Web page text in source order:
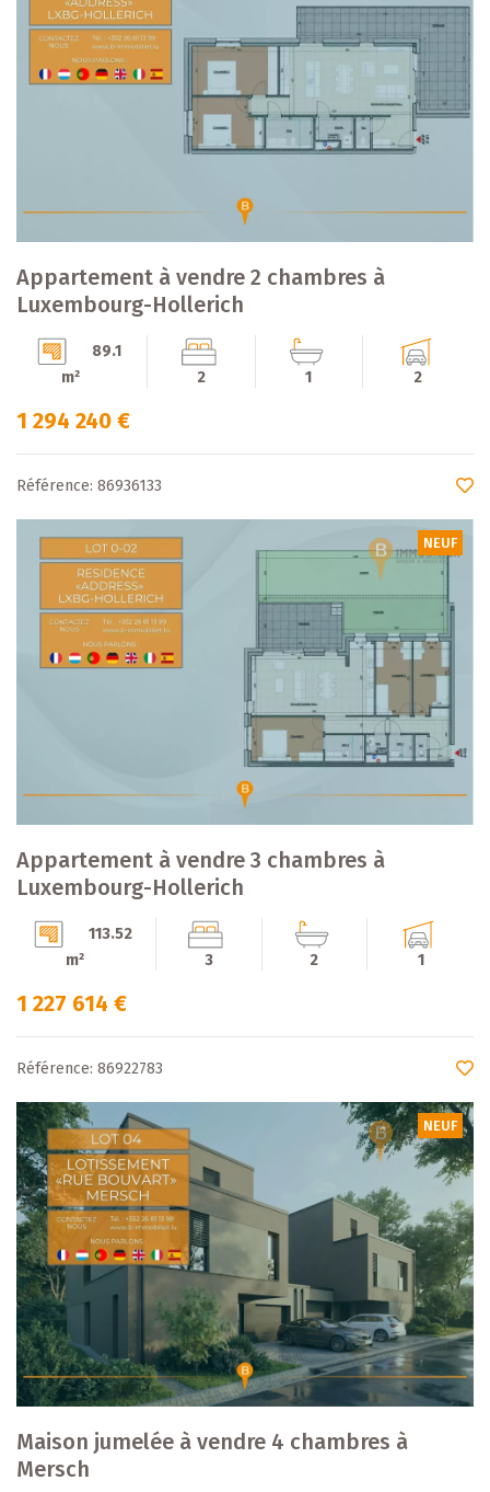
Appartement à vendre 2 chambres à
Luxembourg-Hollerich
89.1
m²
2 1 2
1 294 240 €
Référence: 86936133
NEUF
Appartement à vendre 3 chambres à
Luxembourg-Hollerich
113.52
m²
3 2 1
1 227 614 €
Référence: 86922783
NEUF
Maison jumelée à vendre 4 chambres à
Mersch